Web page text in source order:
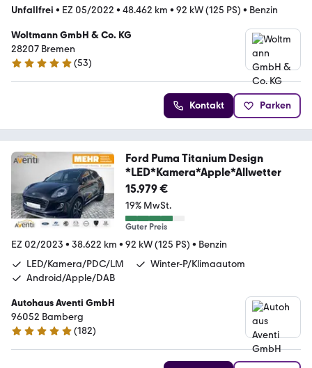
Unfallfrei • EZ 05/2022 • 48.462 km • 92 kW (125 PS) • Benzin
Woltmann GmbH & Co. KG
28207 Bremen
5 Sterne
(53)
Kontakt Parken
Ford Puma Titanium Design
*LED*Kamera*Apple*Allwetter
15.979 €
19% MwSt.
Guter Preis
EZ 02/2023 • 38.622 km • 92 kW (125 PS) • Benzin
LED/Kamera/PDC/LM
Winter-P/Klimaautom
Android/Apple/DAB
Autohaus Aventi GmbH
96052 Bamberg
4.8 Sterne
(182)